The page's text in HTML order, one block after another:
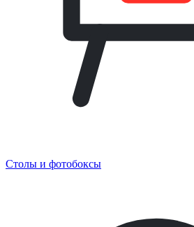
Столы и фотобоксы